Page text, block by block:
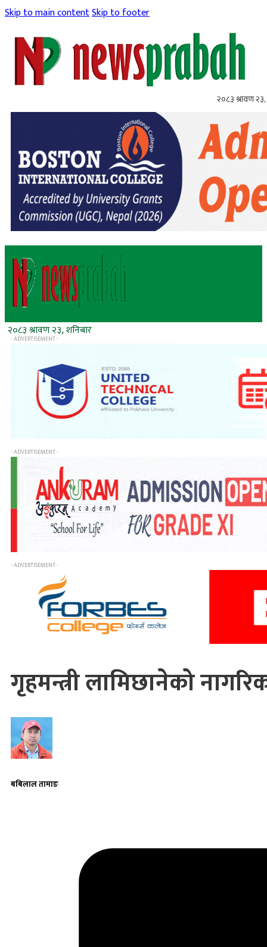
Skip to main contentSkip to footer
२०८३ श्रावण २३,
२०८३ श्रावण २३, शनिबार
- ADVERTISEMENT -
- ADVERTISEMENT -
- ADVERTISEMENT -
गृहमन्त्री लामिछानेको
बबिलाल तामाङ